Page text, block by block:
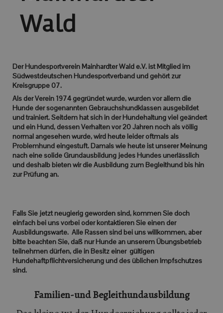
Wald
Der Hundesportverein Mainhardter Wald e.V. ist Mitglied im
Südwestdeutschen Hundesportverband und gehört zur
Kreisgruppe 07.
Als der Verein 1974 gegründet wurde, wurden vor allem die
Hunde der sogenannten Gebrauchshundklassen ausgebildet
und trainiert. Seitdem hat sich in der Hundehaltung viel geändert
und ein Hund, dessen Verhalten vor 20 Jahren noch als völlig
normal angesehen wurde, wird heute leider oftmals als
Problemhund eingestuft. Damals wie heute ist unserer Meinung
nach eine solide Grundausbildung jedes Hundes unerlässlich
und deshalb bieten wir die Ausbildung zum Begleithund bis hin
zur Prüfung an.
Falls Sie jetzt neugierig geworden sind, kommen Sie doch
einfach bei uns vorbei oder kontaktieren Sie einen der
Ausbildungswarte. Alle Rassen sind bei uns willkommen, aber
bitte beachten Sie, daß nur Hunde an unserem Übungsbetrieb
teilnehmen dürfen, die in Besitz einer gültigen
Hundehaftpflichtversicherung und des üblichen Impfschutzes
sind.
Familien-und Begleithundausbildung